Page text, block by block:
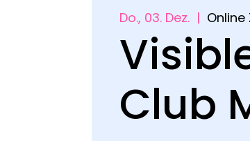
Do., 03. Dez.
  |
Club